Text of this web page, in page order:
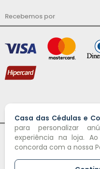
Recebemos por
Desenvolvido por
Crie já sua loja virtual
Casa das Cédulas e
para personalizar
experiência na loja.
concorda com a nossa